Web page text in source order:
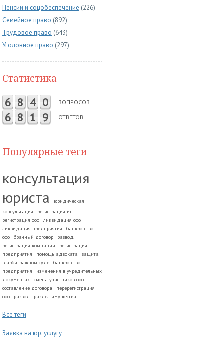
Пенсии и соцобеспечение (226)
Семейное право (892)
Трудовое право (643)
Уголовное право (297)
Статистика
6 8 4 0 ВОПРОСОВ
6 8 1 9 ОТВЕТОВ
Популярные теги
консультация
юриста
юридическая
консультация
регистрация ип
регистрация ооо
ликвидация ооо
ликвидация предприятия
банкротство
ооо
брачный договор
развод.
регистрация компании
регистрация
предприятия
помощь адвоката
защита
в арбитражном суде
банкротство
предприятия
изменения в учредительных
документах
смена участников ооо
составление договора
перерегистрация
ооо
развод раздел имущества
Все теги
Заявка на юр. услугу